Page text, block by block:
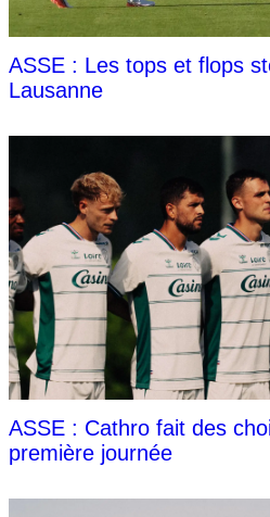
ASSE : Les tops et flops
Lausanne
ASSE : Cathro fait des
première journée